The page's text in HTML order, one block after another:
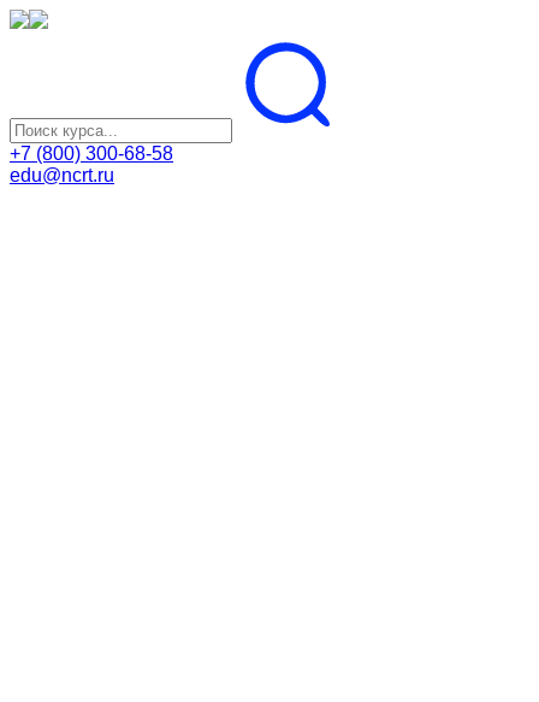
+7 (800) 300-68-58
edu@ncrt.ru